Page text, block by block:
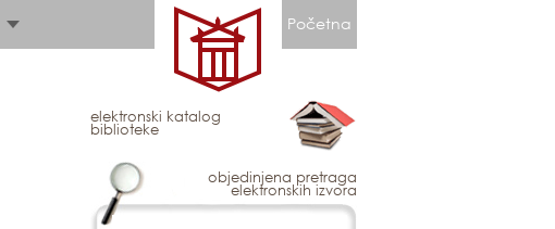
Početna
elektronski katalog
biblioteke
objedinjena pretraga
elektronskih izvora